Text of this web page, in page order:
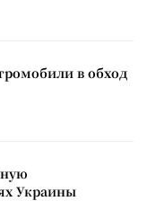
в обход
Украины